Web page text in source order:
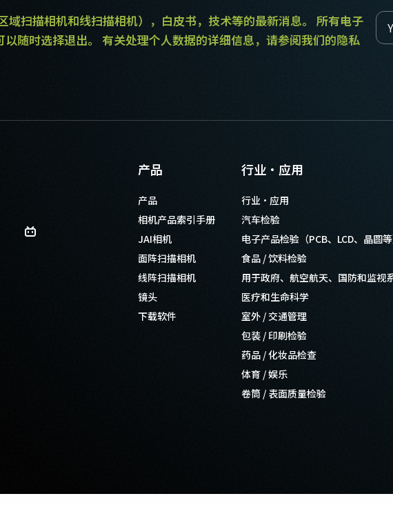
域扫描相机和线扫描相机），白皮书，技术等的最新消息。 所有电子
随时选择退出。 有关处理个人数据的详细信息，请参阅我们的隐私
产品
产品
相机产品索引手册
JAI相机
面阵扫描相机
线阵扫描相机
镜头
下载软件
行业·应用
行业·应用
汽车检验
电子产品检验（PCB、LCD、晶圆等
食品 / 饮料检验
用于政府、航空航天、国防和监视
医疗和生命科学
室外 / 交通管理
包装 / 印刷检验
药品 / 化妆品检查
体育 / 娱乐
卷筒 / 表面质量检验